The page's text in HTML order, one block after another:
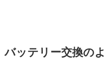
バッテリー交換の